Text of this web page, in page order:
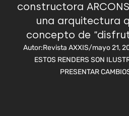
constructora
una arquitectura
concepto de
Autor:Revista AXXIS/mayo 21,
ESTOS RENDERS SON
PRESENTAR